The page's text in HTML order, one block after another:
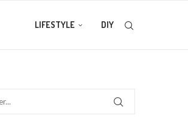
LIFESTYLE DIY